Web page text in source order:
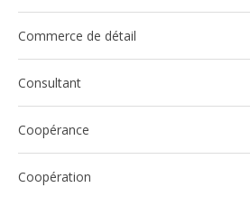
Commerce de détail
Consultant
Coopérance
Coopération